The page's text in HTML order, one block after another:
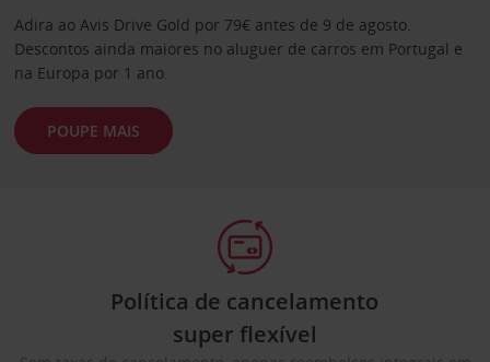
Adira ao Avis Drive Gold por 79€ antes de 9 de agosto.
Descontos ainda maiores no aluguer de carros em Portugal e
na Europa por 1 ano.
POUPE MAIS
Política de cancelamento
super flexível